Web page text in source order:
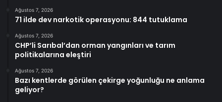
Ağustos 7, 2026
71 ilde dev narkotik operasyonu: 844 tutuklama
Ağustos 7, 2026
CHP’li Sarıbal’dan orman yangınları ve tarım
politikalarına eleştiri
Ağustos 7, 2026
Bazı kentlerde görülen çekirge yoğunluğu ne anlama
geliyor?